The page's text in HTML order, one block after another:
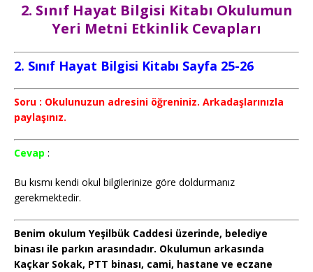
2. Sınıf Hayat Bilgisi Kitabı Okulumun
Yeri Metni Etkinlik Cevapları
2. Sınıf Hayat Bilgisi Kitabı Sayfa 25-26
Soru : Okulunuzun adresini öğreniniz. Arkadaşlarınızla
paylaşınız.
Cevap :
Bu kısmı kendi okul bilgilerinize göre doldurmanız
gerekmektedir.
Benim okulum Yeşilbük Caddesi üzerinde, belediye
binası ile parkın arasındadır. Okulumun arkasında
Kaçkar Sokak, PTT binası, cami, hastane ve eczane